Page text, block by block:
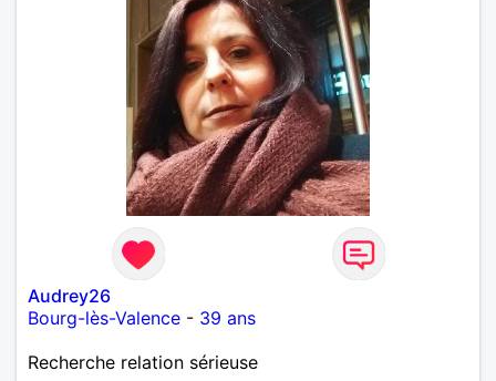
Audrey26
Bourg-lès-Valence - 39 ans
Recherche relation sérieuse